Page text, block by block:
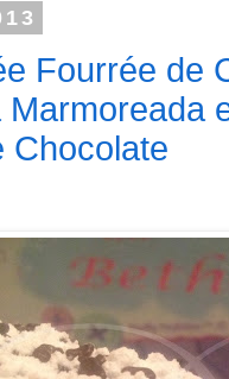
Fourrée de
Marmoreada
Chocolate